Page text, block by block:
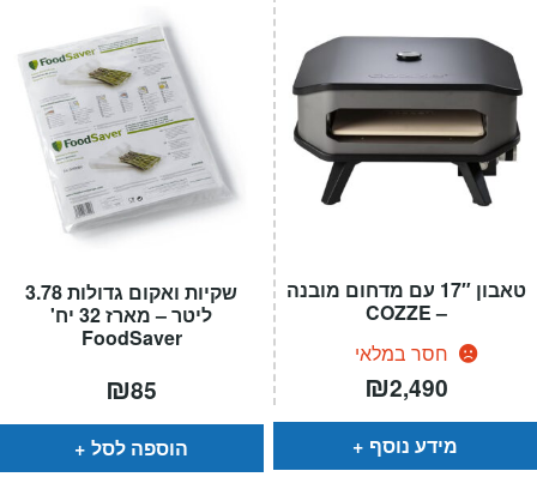
שקיות ואקום גדולות 3.78
ליטר – מארז 32 יח'
FoodSaver
₪85
הוספה לסל
טאבון 17″ עם מדחום מובנה
– COZZE
חסר במלאי
₪2,490
מידע נוסף